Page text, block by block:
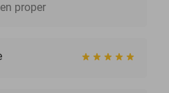
proper